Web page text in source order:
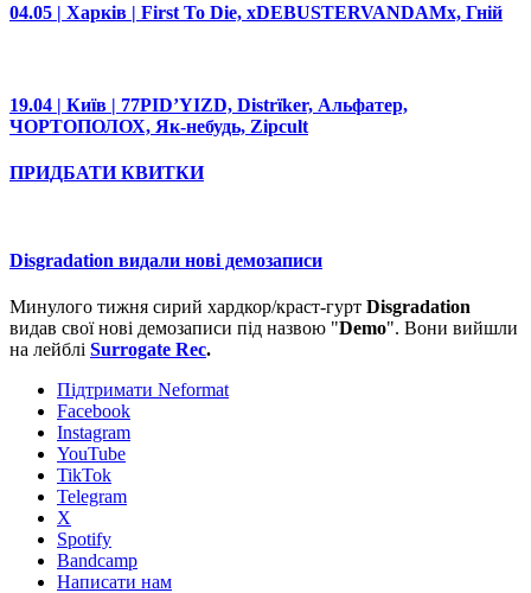
04.05 | Харків | First To Die, xDEBUSTERVANDAMx, Гній
19.04 | Київ | 77PID’YIZD, Distrїker, Альфатер,
ЧОРТОПОЛОХ, Як-небудь, Zipcult
ПРИДБАТИ КВИТКИ
Disgradation видали нові демозаписи
Минулого тижня сирий хардкор/краст-гурт Disgradation
видав свої нові демозаписи під назвою "Demo". Вони вийшли
на лейблі Surrogate Rec.
Підтримати Neformat
Facebook
Instagram
YouTube
TikTok
Telegram
X
Spotify
Bandcamp
Написати нам